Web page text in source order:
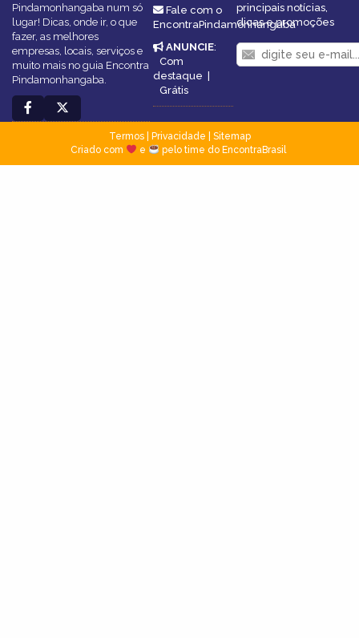
Pindamonhangaba num só
lugar! Dicas, onde ir, o que
fazer, as melhores
empresas, locais, serviços e
muito mais no guia Encontra
Pindamonhangaba.
Fale com o
EncontraPindamonhangaba
ANUNCIE:
Com
destaque |
Grátis
principais notícias,
dicas e promoções
Termos| Privacidade
Sitemap
Criado com
e pelo time do EncontraBrasil